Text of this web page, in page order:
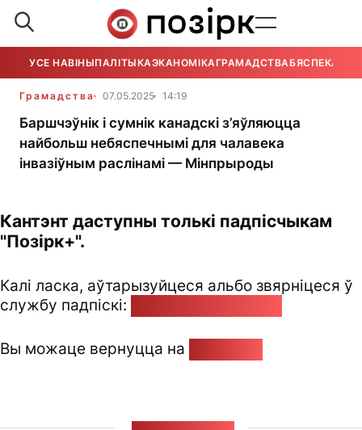
УСЕ НАВІНЫПАЛІТЫКАЭКАНОМІКАГРАМАДСТВАБЯСПЕКА
Грамадства 07.05.2025 14:19
Баршчэўнік і сумнік канадскі з’яўляюцца
найбольш небяспечнымі для чалавека
інвазіўным раслінамі — Мінпрыроды
Кантэнт даступны толькі падпісчыкам
"Позірк+".
Калі ласка, аўтарызуйцеся альбо звярніцеся ў
службу падпіскі:
Вы можаце вернуцца на